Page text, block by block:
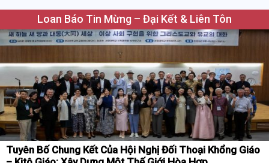
Loan Báo Tin Mừng – Đại Kết & Liên Tôn
Tuyên Bố Chung Kết Của Hội Nghị Đối Thoại Khổng Giáo